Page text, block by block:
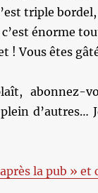
triple
énorme
! Vous êtes
abonnez-
d’autres…
la pub » et